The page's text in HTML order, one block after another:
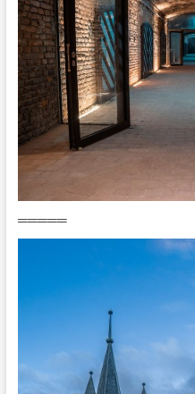
═════